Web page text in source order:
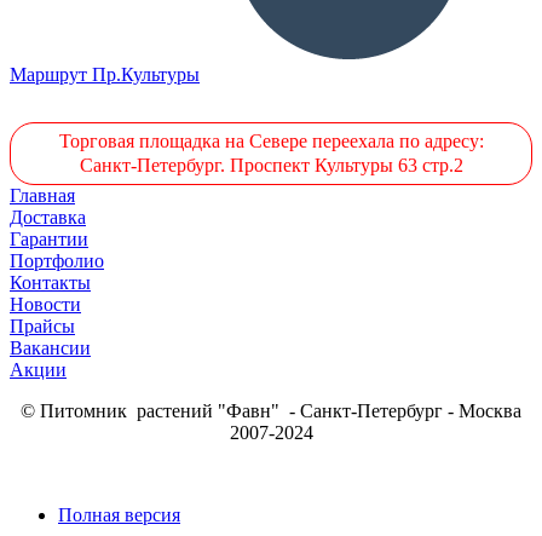
Маршрут Пр.Культуры
Торговая площадка на Севере переехала по адресу:
Санкт-Петербург. Проспект Культуры 63 стр.2
Главная
Доставка
Гарантии
Портфолио
Контакты
Новости
Прайсы
Вакансии
Акции
© Питомник растений "Фавн" - Санкт-Петербург - Москва
2007-2024
Полная версия